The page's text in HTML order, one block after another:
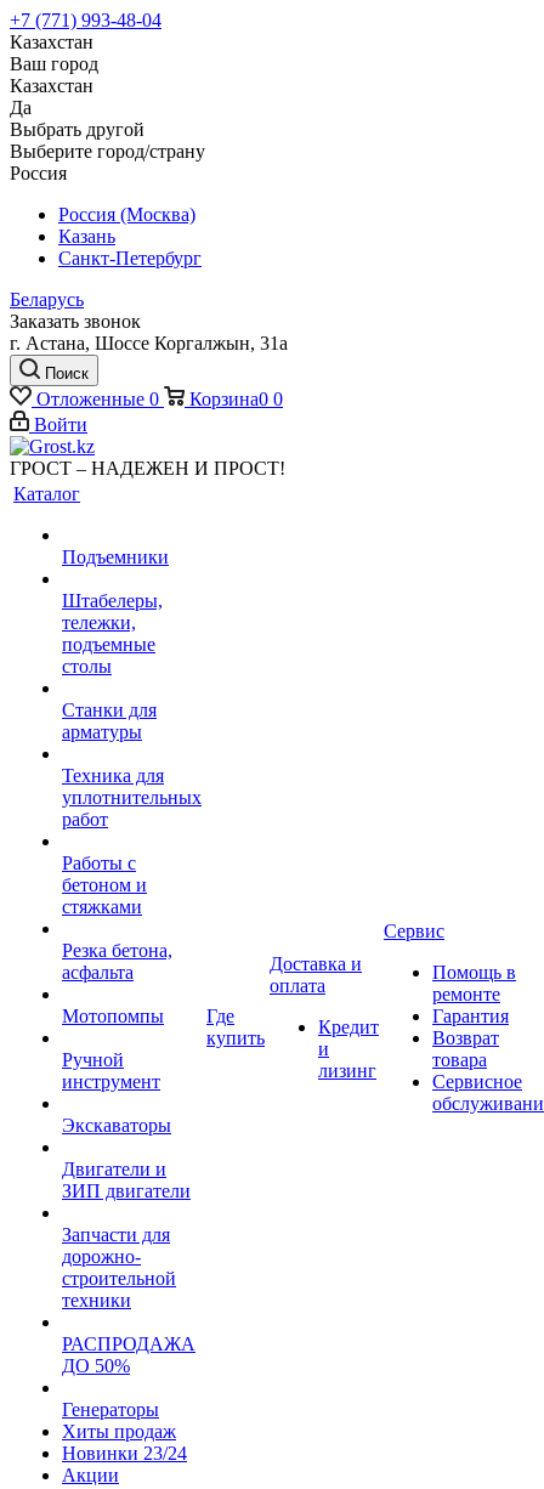
+7 (771) 993-48-04
Казахстан
Ваш город
Казахстан
Да
Выбрать другой
Выберите город/страну
Россия
Россия (Москва)
Казань
Санкт-Петербург
Беларусь
Заказать звонок
г. Астана, Шоссе Коргалжын, 31а
Поиск
Отложенные 0 Корзина0 0
Войти
ГРОСТ – НАДЕЖЕН И ПРОСТ!
Каталог
Подъемники
Штабелеры,
тележки,
подъемные
столы
Станки для
арматуры
Техника для
уплотнительных
работ
Работы с
бетоном и
стяжками
Резка бетона,
асфальта
Мотопомпы
Ручной
инструмент
Экскаваторы
Двигатели и
ЗИП двигатели
Запчасти для
дорожно-
строительной
техники
РАСПРОДАЖА
ДО 50%
Генераторы
Хиты продаж
Новинки 23/24
Акции
Где
купить
Доставка и
оплата
Кредит
и
лизинг
Сервис
Помощь в
ремонте
Гарантия
Возврат
товара
Сервисное